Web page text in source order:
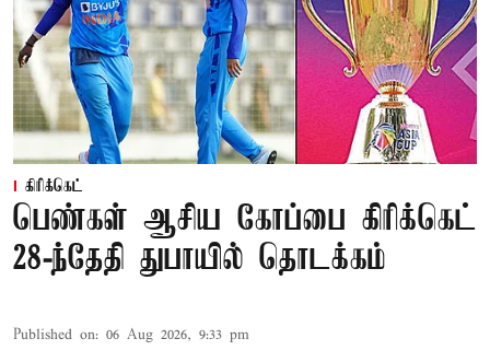
கிரிக்கெட்
பெண்கள் ஆசிய கோப்பை கிரிக்கெட்
28-ந்தேதி துபாயில் தொடக்கம்
Published on: 06 Aug 2026, 9:33 pm